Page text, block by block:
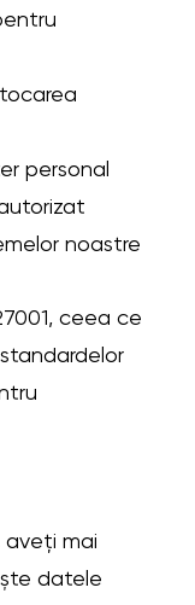
personal
noastre
ceea ce
aveți mai
datele